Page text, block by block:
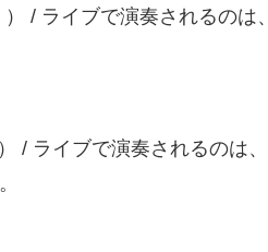
/ ライブで演奏されるのは、
/ ライブで演奏されるのは、